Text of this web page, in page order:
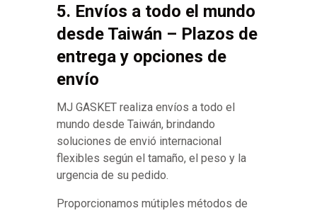
5. Envíos a todo el mundo
desde Taiwán – Plazos de
entrega y opciones de
envío
MJ GASKET realiza envíos a todo el
mundo desde Taiwán, brindando
soluciones de envió internacional
flexibles según el tamaño, el peso y la
urgencia de su pedido.
Proporcionamos mútiples métodos de